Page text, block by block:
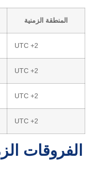
المنطقة الزمنية
UTC +2
UTC +2
UTC +2
UTC +2
الفروقات